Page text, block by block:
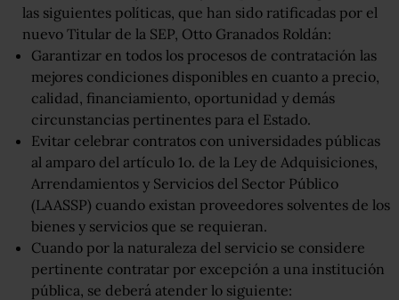
las siguientes políticas, que han sido ratificadas por el
nuevo Titular de la SEP, Otto Granados Roldán:
Garantizar en todos los procesos de contratación las
mejores condiciones disponibles en cuanto a precio,
calidad, financiamiento, oportunidad y demás
circunstancias pertinentes para el Estado.
Evitar celebrar contratos con universidades públicas
al amparo del artículo 1o. de la Ley de Adquisiciones,
Arrendamientos y Servicios del Sector Público
(LAASSP) cuando existan proveedores solventes de los
bienes y servicios que se requieran.
Cuando por la naturaleza del servicio se considere
pertinente contratar por excepción a una institución
pública, se deberá atender lo siguiente: